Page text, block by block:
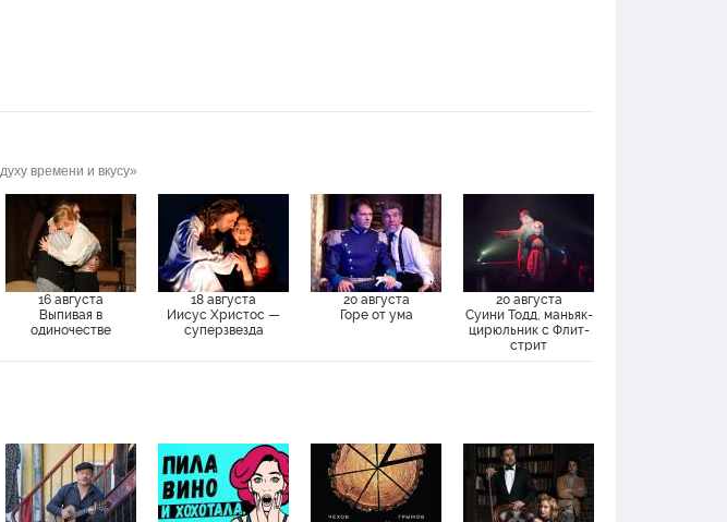
времени и вкусу»
16 августа
Выпивая в
одиночестве
18 августа
Иисус Христос —
суперзвезда
20 августа
Горе от ума
20 августа
Суини Тодд, маньяк-
цирюльник с Флит-
стрит